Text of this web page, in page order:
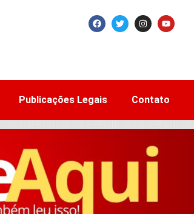
Publicações Legais Contato